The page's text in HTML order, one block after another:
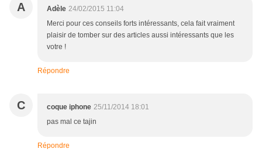
A Adèle 24/02/2015 11:04
Merci pour ces conseils forts intéressants, cela fait vraiment
plaisir de tomber sur des articles aussi intéressants que les
votre !
Répondre
C coque iphone 25/11/2014 18:01
pas mal ce tajin
Répondre